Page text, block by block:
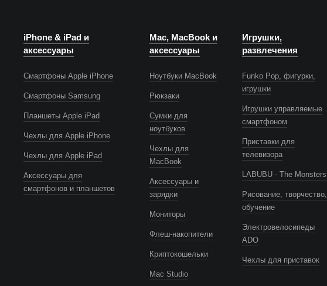
iPhone & iPad и
аксессуары
Смартфоны Apple iPhone
Смартфоны Samsung
Планшеты Apple iPad
Чехлы для Apple iPhone
Чехлы для Apple iPad
Аксессуары для
смартфонов и планшетов
Mac, MacBook и
аксессуары
Ноутбуки MacBook
Рюкзаки
Сумки для
ноутбуков
Чехлы для
MacBook
Аксессуары и
зарядки
Мониторы
Флеш-накопители
Криптокошельки
Mac Studio
Игрушки,
развлечения
Funko Pop, фигурки,
игрушки
Игрушки управляемые
смартфоном
Приставки для
телевизора
LABUBU - The Monsters
Рисование, творчество,
обучение
Электровелосипеды
ADO
Чехлы для приставок